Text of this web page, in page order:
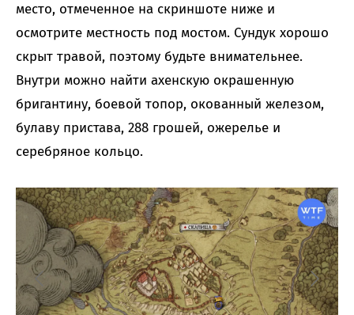
место, отмеченное на скриншоте ниже и
осмотрите местность под мостом. Сундук хорошо
скрыт травой, поэтому будьте внимательнее.
Внутри можно найти ахенскую окрашенную
бригантину, боевой топор, окованный железом,
булаву пристава, 288 грошей, ожерелье и
серебряное кольцо.